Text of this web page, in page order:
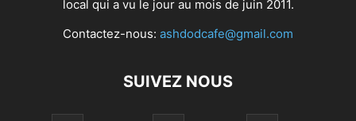
local qui a vu le jour au mois de juin 2011.
Contactez-nous: ashdodcafe@gmail.com
SUIVEZ NOUS